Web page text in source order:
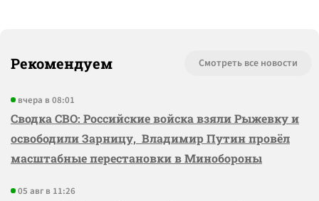
Рекомендуем Смотреть все новости
вчера в 08:01
Сводка СВО: Российские войска взяли Рыжевку и
освободили Зарницу, Владимир Путин провёл
масштабные перестановки в Минобороны
05 авг в 11:26